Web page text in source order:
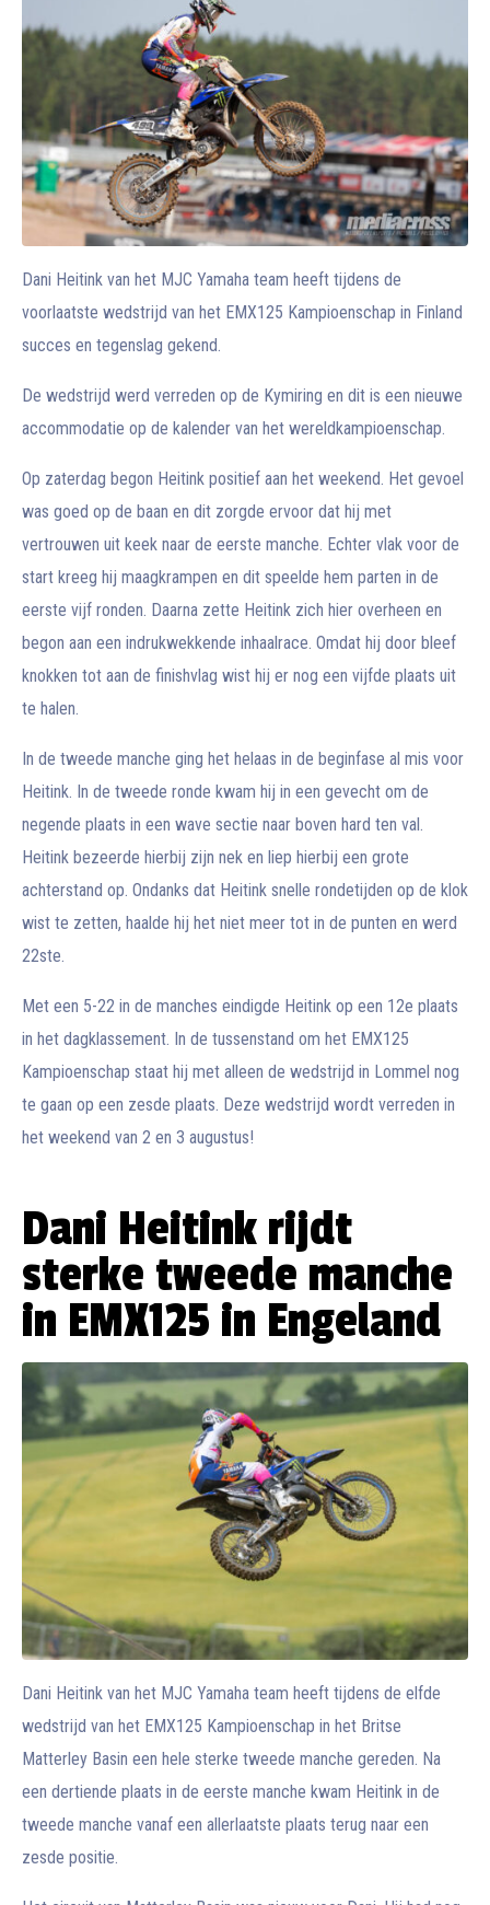
Dani Heitink van het MJC Yamaha team heeft tijdens de
voorlaatste wedstrijd van het EMX125 Kampioenschap in Finland
succes en tegenslag gekend.
De wedstrijd werd verreden op de Kymiring en dit is een nieuwe
accommodatie op de kalender van het wereldkampioenschap.
Op zaterdag begon Heitink positief aan het weekend. Het gevoel
was goed op de baan en dit zorgde ervoor dat hij met
vertrouwen uit keek naar de eerste manche. Echter vlak voor de
start kreeg hij maagkrampen en dit speelde hem parten in de
eerste vijf ronden. Daarna zette Heitink zich hier overheen en
begon aan een indrukwekkende inhaalrace. Omdat hij door bleef
knokken tot aan de finishvlag wist hij er nog een vijfde plaats uit
te halen.
In de tweede manche ging het helaas in de beginfase al mis voor
Heitink. In de tweede ronde kwam hij in een gevecht om de
negende plaats in een wave sectie naar boven hard ten val.
Heitink bezeerde hierbij zijn nek en liep hierbij een grote
achterstand op. Ondanks dat Heitink snelle rondetijden op de klok
wist te zetten, haalde hij het niet meer tot in de punten en werd
22ste.
Met een 5-22 in de manches eindigde Heitink op een 12e plaats
in het dagklassement. In de tussenstand om het EMX125
Kampioenschap staat hij met alleen de wedstrijd in Lommel nog
te gaan op een zesde plaats. Deze wedstrijd wordt verreden in
het weekend van 2 en 3 augustus!
Dani Heitink rijdt
sterke tweede manche
in EMX125 in Engeland
Dani Heitink van het MJC Yamaha team heeft tijdens de elfde
wedstrijd van het EMX125 Kampioenschap in het Britse
Matterley Basin een hele sterke tweede manche gereden. Na
een dertiende plaats in de eerste manche kwam Heitink in de
tweede manche vanaf een allerlaatste plaats terug naar een
zesde positie.